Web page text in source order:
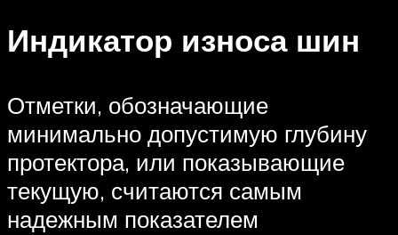
Индикатор износа шин
Отметки, обозначающие
минимально допустимую глубину
протектора, или показывающие
текущую, считаются самым
надежным показателем